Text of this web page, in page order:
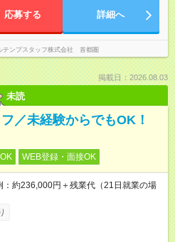
応募する 詳細へ
テンプスタッフ株式会社 首都圏
掲載日：2026.08.03
未読
／未経験からでもOK！
WEB登録・面接OK
約236,000円＋残業代（21日就業の場